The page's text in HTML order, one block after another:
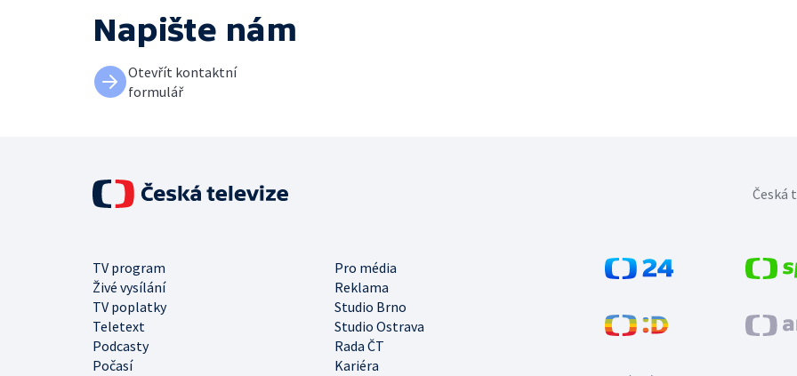
Napište nám
Otevřít kontaktní
formulář
TV program
Pro média
Živé vysílání
Reklama
TV poplatky
Studio Brno
Teletext
Studio Ostrava
Podcasty
Rada ČT
Počasí
Kariéra
Česká